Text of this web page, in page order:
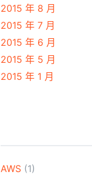
2015 年 8 月
2015 年 7 月
2015 年 6 月
2015 年 5 月
2015 年 1 月
AWS (1)